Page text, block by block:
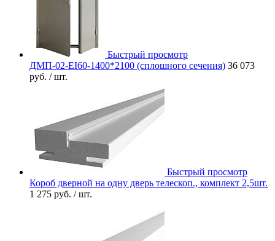
Быстрый просмотр
ДМП-02-EI60-1400*2100 (сплошного сечения) 36 073
руб. / шт.
Быстрый просмотр
Короб дверной на одну дверь телескоп., комплект 2,5шт.
1 275 руб. / шт.